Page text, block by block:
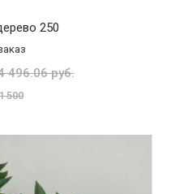
250
496.06 руб.
500